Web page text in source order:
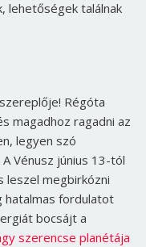
lehetőségek találnak
Régóta
magadhoz ragadni az
legyen szó
Vénusz június 13-tól
leszel megbirkózni
hatalmas fordulatot
bocsájt a
szerencse planétája